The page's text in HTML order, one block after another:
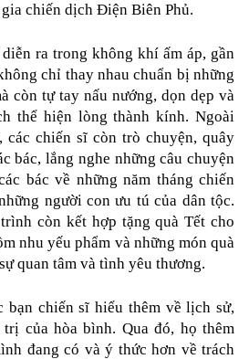
chiến dịch Điện Biên Phủ.
ra trong không khí ấm áp, gần
chỉ thay nhau chuẩn bị những
còn tự tay nấu nướng, dọn dẹp và
thể hiện lòng thành kính. Ngoài
các chiến sĩ còn trò chuyện, quây
bác, lắng nghe những câu chuyện
bác về những năm tháng chiến
người con ưu tú của dân tộc.
còn kết hợp tặng quà Tết cho
nhu yếu phẩm và những món quà
quan tâm và tình yêu thương.
bạn chiến sĩ hiểu thêm về lịch sử,
của hòa bình. Qua đó, họ thêm
đang có và ý thức hơn về trách